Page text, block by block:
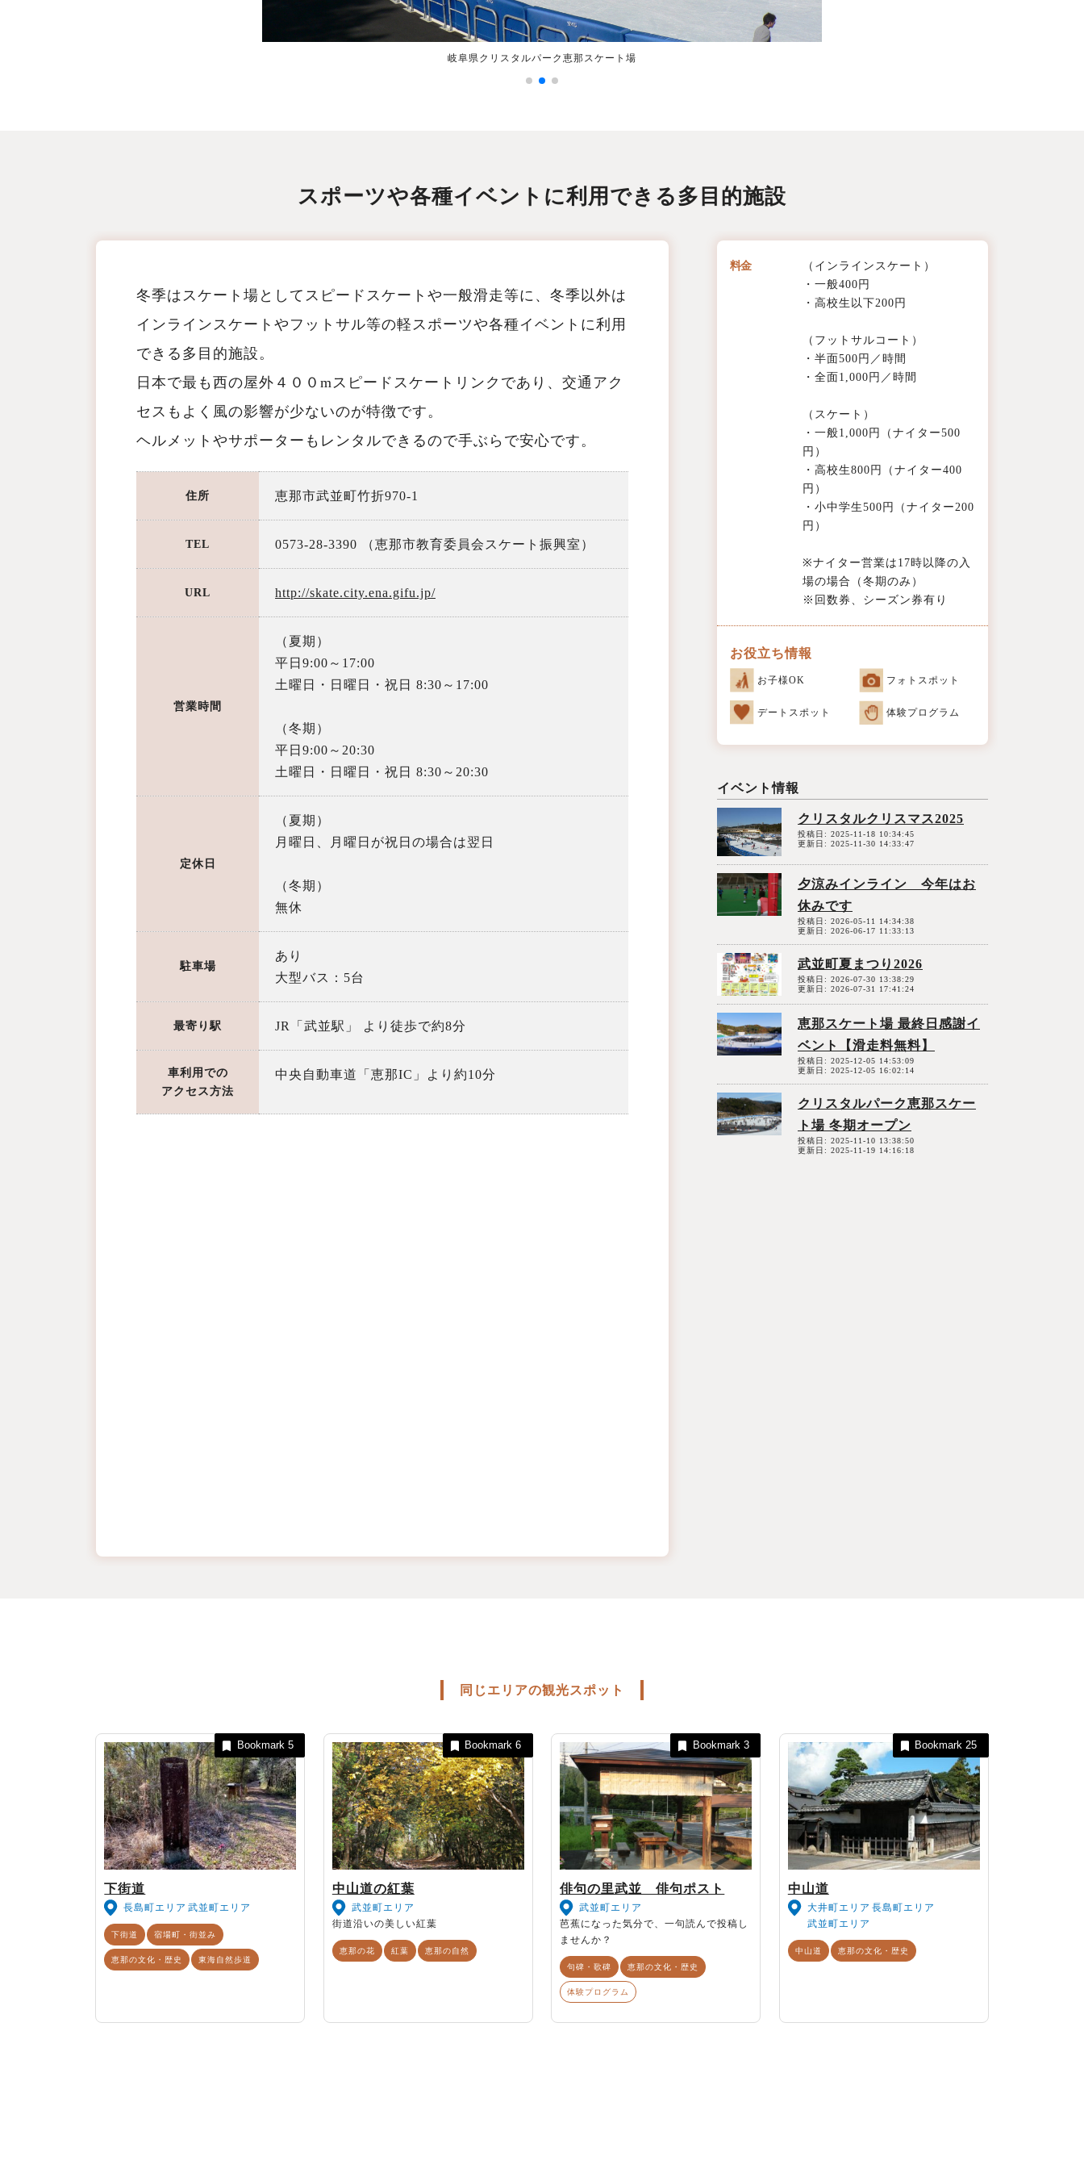
インスタ映えする「天使の羽」のウォールアート
クリスタルパークスケート場
岐阜県クリスタルパーク恵那スケート場
スポーツや各種イベントに利用できる多目的施設
冬季はスケート場としてスピードスケートや一般滑走等に、冬季以外は
インラインスケートやフットサル等の軽スポーツや各種イベントに利用
できる多目的施設。
日本で最も西の屋外４００mスピードスケートリンクであり、交通アク
セスもよく風の影響が少ないのが特徴です。
ヘルメットやサポーターもレンタルできるので手ぶらで安心です。
住所 恵那市武並町竹折970-1
TEL 0573-28-3390 （恵那市教育委員会スケート振興室）
URL http://skate.city.ena.gifu.jp/
営業時間
（夏期）
平日9:00～17:00
土曜日・日曜日・祝日 8:30～17:00
（冬期）
平日9:00～20:30
土曜日・日曜日・祝日 8:30～20:30
定休日
（夏期）
月曜日、月曜日が祝日の場合は翌日
（冬期）
無休
駐車場
あり
大型バス：5台
最寄り駅 JR「武並駅」 より徒歩で約8分
車利用での
アクセス方法
中央自動車道「恵那IC」より約10分
料金
（インラインスケート）
・一般400円
・高校生以下200円
（フットサルコート）
・半面500円／時間
・全面1,000円／時間
（スケート）
・一般1,000円（ナイター500
円）
・高校生800円（ナイター400
円）
・小中学生500円（ナイター200
円）
※ナイター営業は17時以降の入
場の場合（冬期のみ）
※回数券、シーズン券有り
お役立ち情報
お子様OK フォトスポット
デートスポット 体験プログラム
クリスタルクリスマス2025
投稿日: 2025-11-18 10:34:45
更新日: 2025-11-30 14:33:47
夕涼みインライン 今年はお
休みです
投稿日: 2026-05-11 14:34:38
更新日: 2026-06-17 11:33:13
武並町夏まつり2026
投稿日: 2026-07-30 13:38:29
更新日: 2026-07-31 17:41:24
恵那スケート場 最終日感謝イ
ベント【滑走料無料】
投稿日: 2025-12-05 14:53:09
更新日: 2025-12-05 16:02:14
クリスタルパーク恵那スケー
ト場 冬期オープン
投稿日: 2025-11-10 13:38:50
更新日: 2025-11-19 14:16:18
同じエリアの観光スポット
下街道
長島町エリア 武並町エリア
下街道 宿場町・街並み
恵那の文化・歴史 東海自然歩道
Bookmark 5
中山道の紅葉
武並町エリア
街道沿いの美しい紅葉
恵那の花 紅葉 恵那の自然
Bookmark6
俳句の里武並 俳句ポスト
武並町エリア
芭蕉になった気分で、一句読んで投稿し
ませんか？
句碑・歌碑 恵那の文化・歴史
体験プログラム
Bookmark 3
中山道
大井町エリア 長島町エリア
武並町エリア
中山道 恵那の文化・歴史
Bookmark25